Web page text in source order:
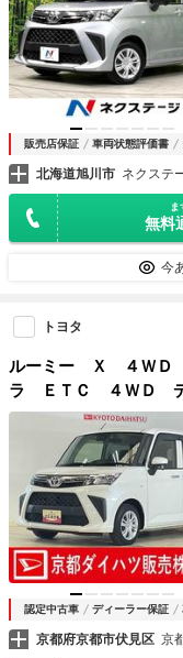
販売店保証 車両状態評価書
北海道旭川市 ネクステ
無料
今
トヨタ
ルーミー Ｘ ４ＷＤ
ラ ＥＴＣ ４ＷＤ デ
ラ フルセグチューナ
イブレコーダー プッ
リヤパワースライド
認定中古車 ディーラー保証
京都府京都市伏見区 京